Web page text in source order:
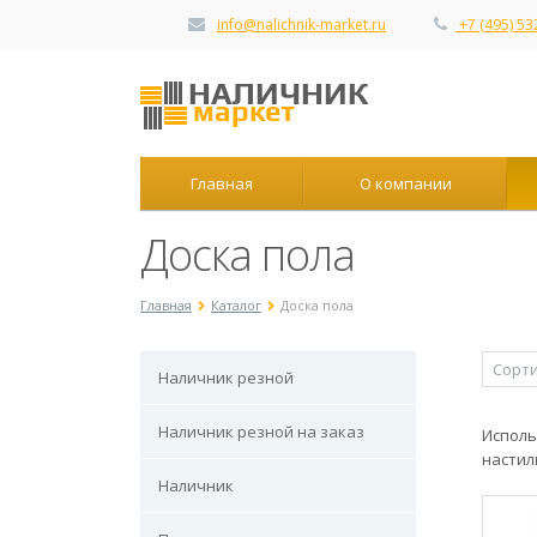
info@nalichnik-market.ru +7 (495)
Главная О компании
Доска пола
Главная Каталог Доска пола
Наличник резной
Наличник резной на заказ
Наличник